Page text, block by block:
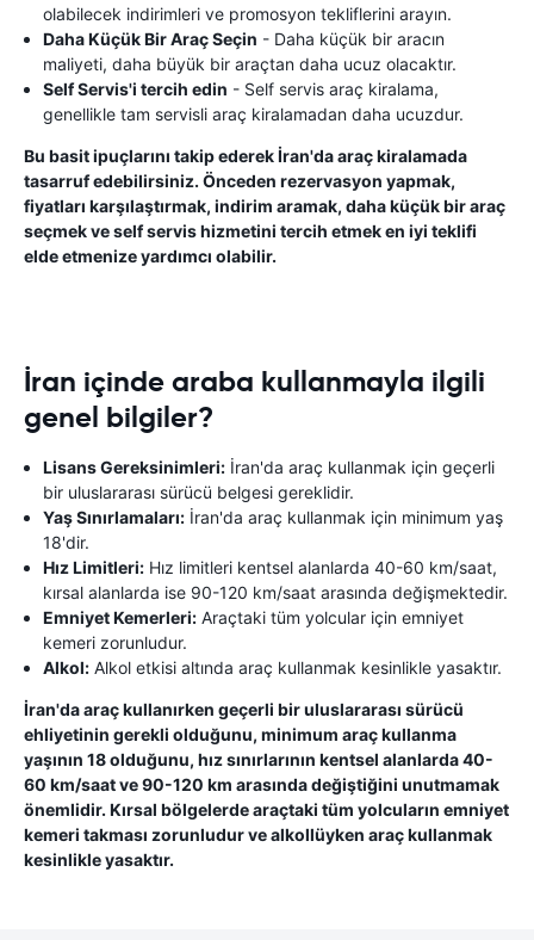
olabilecek indirimleri ve promosyon tekliflerini arayın.
Daha Küçük Bir Araç Seçin - Daha küçük bir aracın
maliyeti, daha büyük bir araçtan daha ucuz olacaktır.
Self Servis'i tercih edin - Self servis araç kiralama,
genellikle tam servisli araç kiralamadan daha ucuzdur.
Bu basit ipuçlarını takip ederek İran'da araç kiralamada
tasarruf edebilirsiniz. Önceden rezervasyon yapmak,
fiyatları karşılaştırmak, indirim aramak, daha küçük bir araç
seçmek ve self servis hizmetini tercih etmek en iyi teklifi
elde etmenize yardımcı olabilir.
İran içinde araba kullanmayla ilgili
genel bilgiler?
Lisans Gereksinimleri: İran'da araç kullanmak için geçerli
bir uluslararası sürücü belgesi gereklidir.
Yaş Sınırlamaları: İran'da araç kullanmak için minimum yaş
18'dir.
Hız Limitleri: Hız limitleri kentsel alanlarda 40-60 km/saat,
kırsal alanlarda ise 90-120 km/saat arasında değişmektedir.
Emniyet Kemerleri: Araçtaki tüm yolcular için emniyet
kemeri zorunludur.
Alkol: Alkol etkisi altında araç kullanmak kesinlikle yasaktır.
İran'da araç kullanırken geçerli bir uluslararası sürücü
ehliyetinin gerekli olduğunu, minimum araç kullanma
yaşının 18 olduğunu, hız sınırlarının kentsel alanlarda 40-
60 km/saat ve 90-120 km arasında değiştiğini unutmamak
önemlidir. Kırsal bölgelerde araçtaki tüm yolcuların emniyet
kemeri takması zorunludur ve alkollüyken araç kullanmak
kesinlikle yasaktır.